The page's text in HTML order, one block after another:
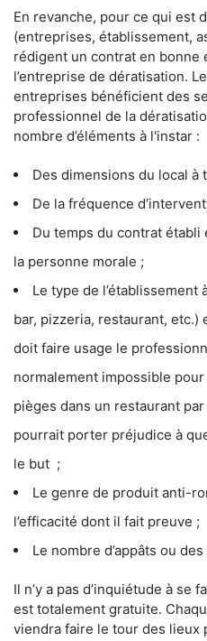
En revanche, pour ce qui est
(entreprises, établissement,
rédigent un contrat en bonne
l’entreprise de dératisation.
entreprises bénéficient des
professionnel de la
nombre d’éléments à l'instar :
Des dimensions du local à
De la fréquence
Du temps du contrat
la personne morale ;
Le type de
bar, pizzeria, restaurant,
doit faire usage le
normalement impossible
pièges dans un restaurant
pourrait porter préjudice à
le but ;
Le genre de produit anti-
l’efficacité dont il fait preuve ;
Le nombre d’appâts ou
Il n’y a pas d’inquiétude à se
est totalement gratuite.
viendra faire le tour des lieux